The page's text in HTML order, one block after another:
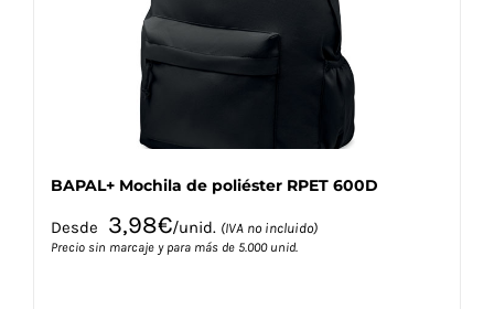
en
página
BAPAL+ Mochila de poliéster RPET 600D
Desde 3,98€/unid. (IVA no incluido)
Precio sin marcaje y para más de 5.000 unid.